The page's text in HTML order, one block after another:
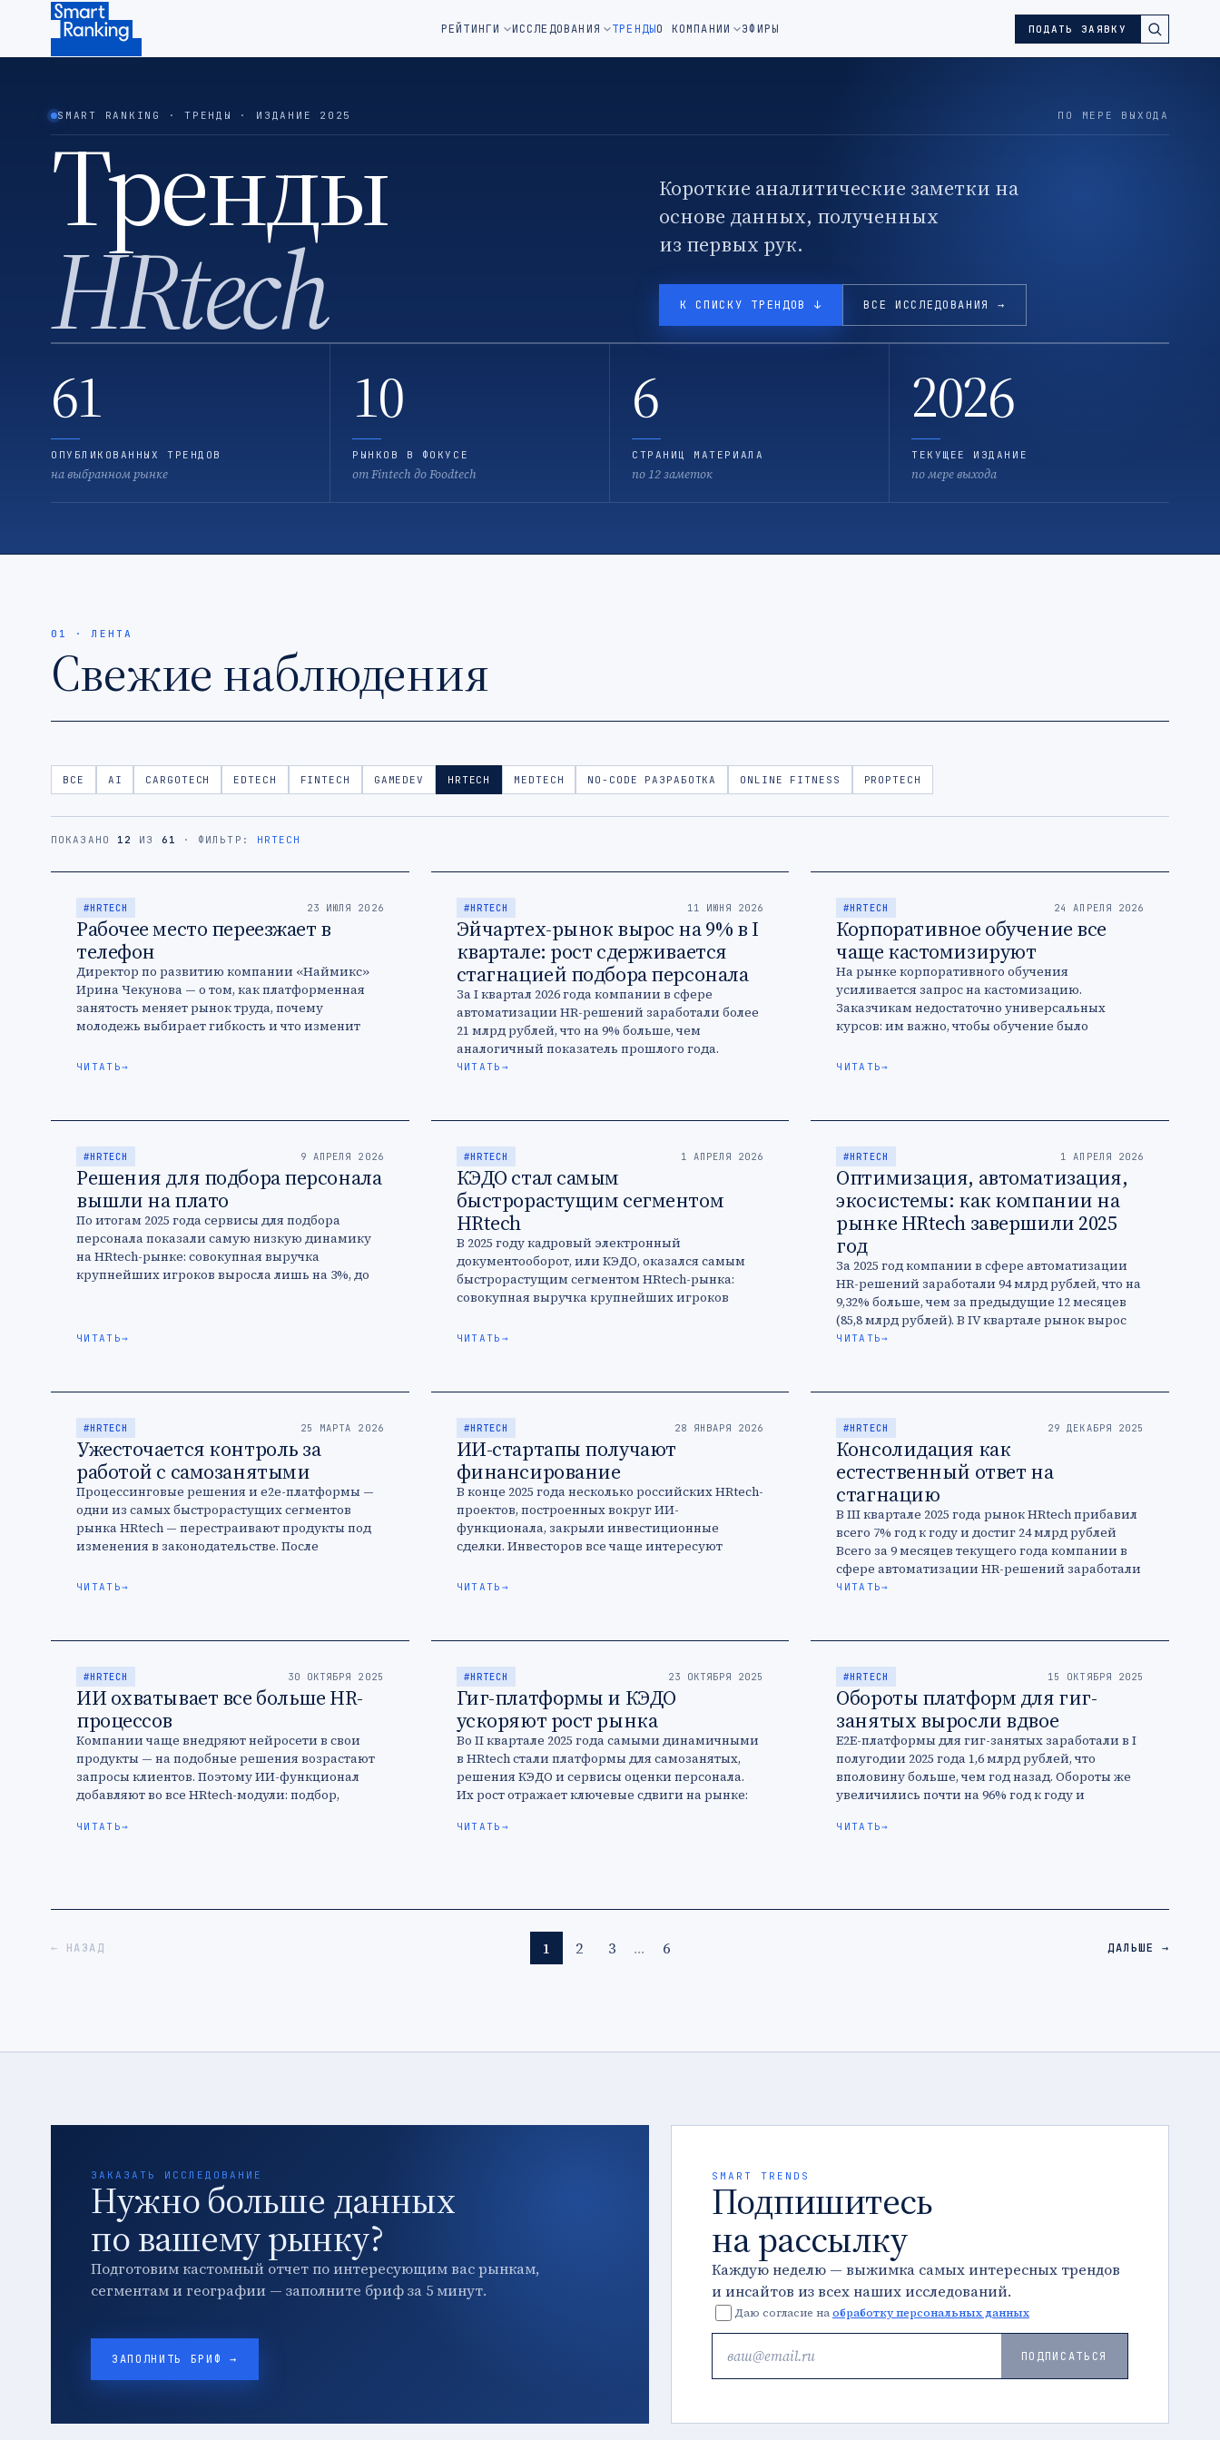
Подписаться на наш канал в Telegram (откроется в новом окне)
РЕЙТИНГИ ИССЛЕДОВАНИЯ ТРЕНДЫО КОМПАНИИ ЭФИРЫ ПОДАТЬ ЗАЯВКУ
SMART RANKING · ТРЕНДЫ · ИЗДАНИЕ 2025 ПО МЕРЕ ВЫХОДА
Тренды
HRtech
Короткие аналитические заметки на
основе данных, полученных
из первых рук.
К СПИСКУ ТРЕНДОВ ↓ ВСЕ ИССЛЕДОВАНИЯ →
61
ОПУБЛИКОВАННЫХ ТРЕНДОВ
на выбранном рынке
10
РЫНКОВ В ФОКУСЕ
от Fintech до Foodtech
6
СТРАНИЦ МАТЕРИАЛА
по 12 заметок
2026
ТЕКУЩЕЕ ИЗДАНИЕ
по мере выхода
01 · ЛЕНТА
Свежие наблюдения
ВСЕ AI CARGOTECH EDTECH FINTECH GAMEDEV HRTECH MEDTECH NO-CODE РАЗРАБОТКА ONLINE FITNESS PROPTECH
ПОКАЗАНО 12 ИЗ 61 · ФИЛЬТР: HRTECH
#HRTECH 23 ИЮЛЯ 2026
Рабочее место переезжает в
телефон
Директор по развитию компании «Наймикс»
Ирина Чекунова — о том, как платформенная
занятость меняет рынок труда, почему
молодежь выбирает гибкость и что изменит
ЧИТАТЬ→
#HRTECH 11 ИЮНЯ 2026
Эйчартех-рынок вырос на 9% в I
квартале: рост сдерживается
стагнацией подбора персонала
За I квартал 2026 года компании в сфере
автоматизации HR-решений заработали более
21 млрд рублей, что на 9% больше, чем
аналогичный показатель прошлого года.
Наибольший рост среди сегментов показали
ЧИТАТЬ →
#HRTECH 24 АПРЕЛЯ 2026
Корпоративное обучение все
чаще кастомизируют
На рынке корпоративного обучения
усиливается запрос на кастомизацию.
Заказчикам недостаточно универсальных
курсов: им важно, чтобы обучение было
ЧИТАТЬ→
#HRTECH 9 АПРЕЛЯ 2026
Решения для подбора персонала
вышли на плато
По итогам 2025 года сервисы для подбора
персонала показали самую низкую динамику
на HRtech-рынке: совокупная выручка
крупнейших игроков выросла лишь на 3%, до
ЧИТАТЬ→
#HRTECH 1 АПРЕЛЯ 2026
КЭДО стал самым
быстрорастущим сегментом
HRtech
В 2025 году кадровый электронный
документооборот, или КЭДО, оказался самым
быстрорастущим сегментом HRtech-рынка:
совокупная выручка крупнейших игроков
стали усложнение запросов со стороны …
ЧИТАТЬ →
#HRTECH 1 АПРЕЛЯ 2026
Оптимизация, автоматизация,
экосистемы: как компании на
рынке HRtech завершили 2025
год
За 2025 год компании в сфере автоматизации
HR-решений заработали 94 млрд рублей, что на
9,32% больше, чем за предыдущие 12 месяцев
(85,8 млрд рублей). В IV квартале рынок вырос
на …
ЧИТАТЬ→
#HRTECH 25 МАРТА 2026
Ужесточается контроль за
работой с самозанятыми
Процессинговые решения и e2e-платформы —
одни из самых быстрорастущих сегментов
рынка HRtech — перестраивают продукты под
изменения в законодательстве. После
регулирование платформенной экономики,
ЧИТАТЬ→
#HRTECH 28 ЯНВАРЯ 2026
ИИ-стартапы получают
финансирование
В конце 2025 года несколько российских HRtech-
проектов, построенных вокруг ИИ-
функционала, закрыли инвестиционные
сделки. Инвесторов все чаще интересуют
отдельные задачи, а фактически заменяют
ЧИТАТЬ →
#HRTECH 29 ДЕКАБРЯ 2025
Консолидация как
естественный ответ на
стагнацию
В III квартале 2025 года рынок HRtech прибавил
всего 7% год к году и достиг 24 млрд рублей
Всего за 9 месяцев текущего года компании в
сфере автоматизации HR-решений заработали
…
ЧИТАТЬ→
#HRTECH 30 ОКТЯБРЯ 2025
ИИ охватывает все больше HR-
процессов
Компании чаще внедряют нейросети в свои
продукты — на подобные решения возрастают
запросы клиентов. Поэтому ИИ-функционал
добавляют во все HRtech-модули: подбор,
ЧИТАТЬ→
#HRTECH 23 ОКТЯБРЯ 2025
Гиг-платформы и КЭДО
ускоряют рост рынка
Во II квартале 2025 года самыми динамичными
в HRtech стали платформы для самозанятых,
решения КЭДО и сервисы оценки персонала.
Их рост отражает ключевые сдвиги на рынке:
ЧИТАТЬ →
#HRTECH 15 ОКТЯБРЯ 2025
Обороты платформ для гиг-
занятых выросли вдвое
E2E-платформы для гиг-занятых заработали в I
полугодии 2025 года 1,6 млрд рублей, что
вполовину больше, чем год назад. Обороты же
увеличились почти на 96% год к году и
ЧИТАТЬ→
← НАЗАД 1 2 3 … 6 ДАЛЬШЕ →
ЗАКАЗАТЬ ИССЛЕДОВАНИЕ
Нужно больше данных
по вашему рынку?
Подготовим кастомный отчет по интересующим вас рынкам,
сегментам и географии — заполните бриф за 5 минут.
ЗАПОЛНИТЬ БРИФ →
SMART TRENDS
Подпишитесь
на рассылку
Каждую неделю — выжимка самых интересных трендов
и инсайтов из всех наших исследований.
Даю согласие наобработку персональных данных
ПОДПИСАТЬСЯ